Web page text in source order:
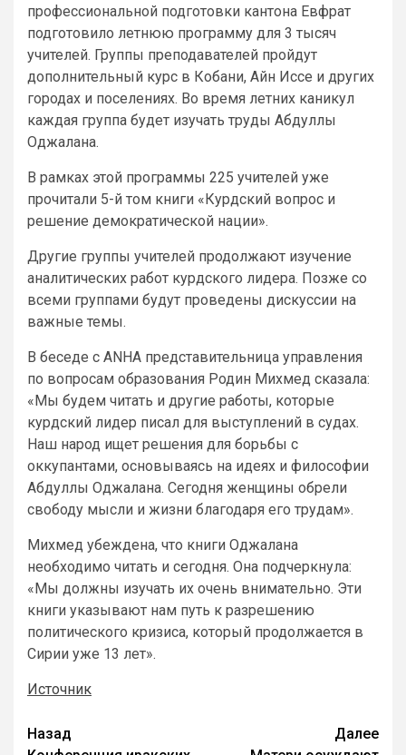
профессиональной подготовки кантона Евфрат
подготовило летнюю программу для 3 тысяч
учителей. Группы преподавателей пройдут
дополнительный курс в Кобани, Айн Иссе и других
городах и поселениях. Во время летних каникул
каждая группа будет изучать труды Абдуллы
Оджалана.
В рамках этой программы 225 учителей уже
прочитали 5-й том книги «Курдский вопрос и
решение демократической нации».
Другие группы учителей продолжают изучение
аналитических работ курдского лидера. Позже со
всеми группами будут проведены дискуссии на
важные темы.
В беседе с ANHA представительница управления
по вопросам образования Родин Михмед сказала:
«Мы будем читать и другие работы, которые
курдский лидер писал для выступлений в судах.
Наш народ ищет решения для борьбы с
оккупантами, основываясь на идеях и философии
Абдуллы Оджалана. Сегодня женщины обрели
свободу мысли и жизни благодаря его трудам».
Михмед убеждена, что книги Оджалана
необходимо читать и сегодня. Она подчеркнула:
«Мы должны изучать их очень внимательно. Эти
книги указывают нам путь к разрешению
политического кризиса, который продолжается в
Сирии уже 13 лет».
Источник
Назад
Далее